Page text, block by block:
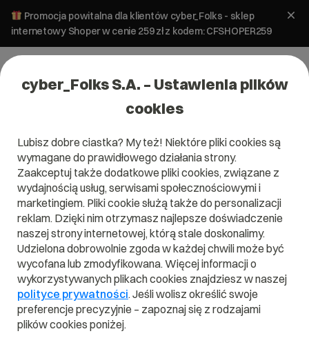
Promocja powitalna dla klientów cyber_Folks - sklep
internetowy Shoper w cenie 259 zł z kodem: CFSHOPER259
Bezpieczeństwo
Koniec ery kłódki – Chrome
rezygnuje z ikony bezpieczeństwa
30 czerwca 2026 ok.4min
cyber_Folks S.A. – Ustawienia plików
cookies
Lubisz dobre ciastka? My też! Niektóre pliki cookies są
wymagane do prawidłowego działania strony.
Zaakceptuj także dodatkowe pliki cookies, związane z
wydajnością usług, serwisami społecznościowymi i
marketingiem. Pliki cookie służą także do personalizacji
reklam. Dzięki nim otrzymasz najlepsze doświadczenie
naszej strony internetowej, którą stale doskonalimy.
Udzielona dobrowolnie zgoda w każdej chwili może być
wycofana lub zmodyfikowana. Więcej informacji o
wykorzystywanych plikach cookies znajdziesz w naszej
polityce prywatności. Jeśli wolisz określić swoje
preferencje precyzyjnie – zapoznaj się z rodzajami
plików cookies poniżej.